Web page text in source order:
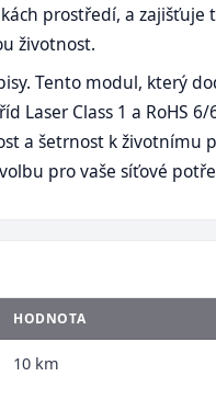
prostředí, a zajišťuje
životnost.
Tento modul, který
Laser Class 1 a RoHS 6/
a šetrnost k životnímu
pro vaše síťové
HODNOTA
10 km